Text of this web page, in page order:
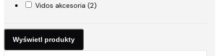
Vidos akcesoria (2)